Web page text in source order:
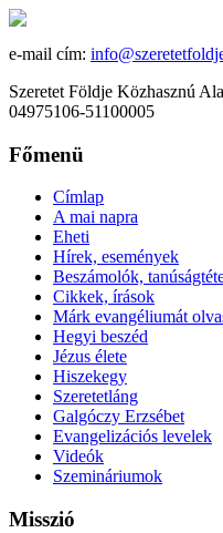
e-mail cím:
Szeretet Földje Közhasznú
04975106-51100005
Főmenü
Címlap
A mai napra
Eheti
Hírek, események
Beszámolók,
Cikkek, írások
Márk evangéliumát
Hegyi beszéd
Jézus élete
Hiszekegy
Szeretetláng
Galgóczy Erzsébet
Evangelizációs levelek
Videók
Szemináriumok
Misszió